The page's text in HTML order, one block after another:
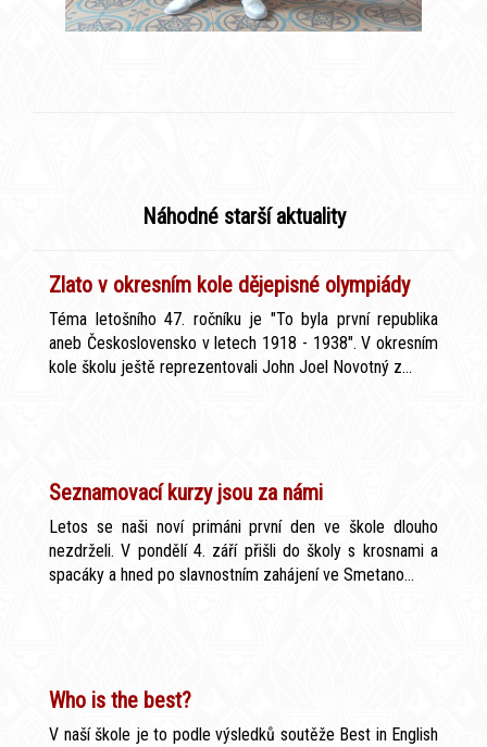
Náhodné starší aktuality
Zlato v okresním kole dějepisné olympiády
Téma letošního 47. ročníku je "To byla první republika
aneb Československo v letech 1918 - 1938". V okresním
kole školu ještě reprezentovali John Joel Novotný z...
Seznamovací kurzy jsou za námi
Letos se naši noví primáni první den ve škole dlouho
nezdrželi. V pondělí 4. září přišli do školy s krosnami a
spacáky a hned po slavnostním zahájení ve Smetano...
Who is the best?
V naší škole je to podle výsledků soutěže Best in English